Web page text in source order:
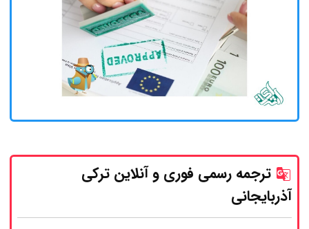
ترجمه رسمی فوری و آنلاین ترکی
آذربایجانی